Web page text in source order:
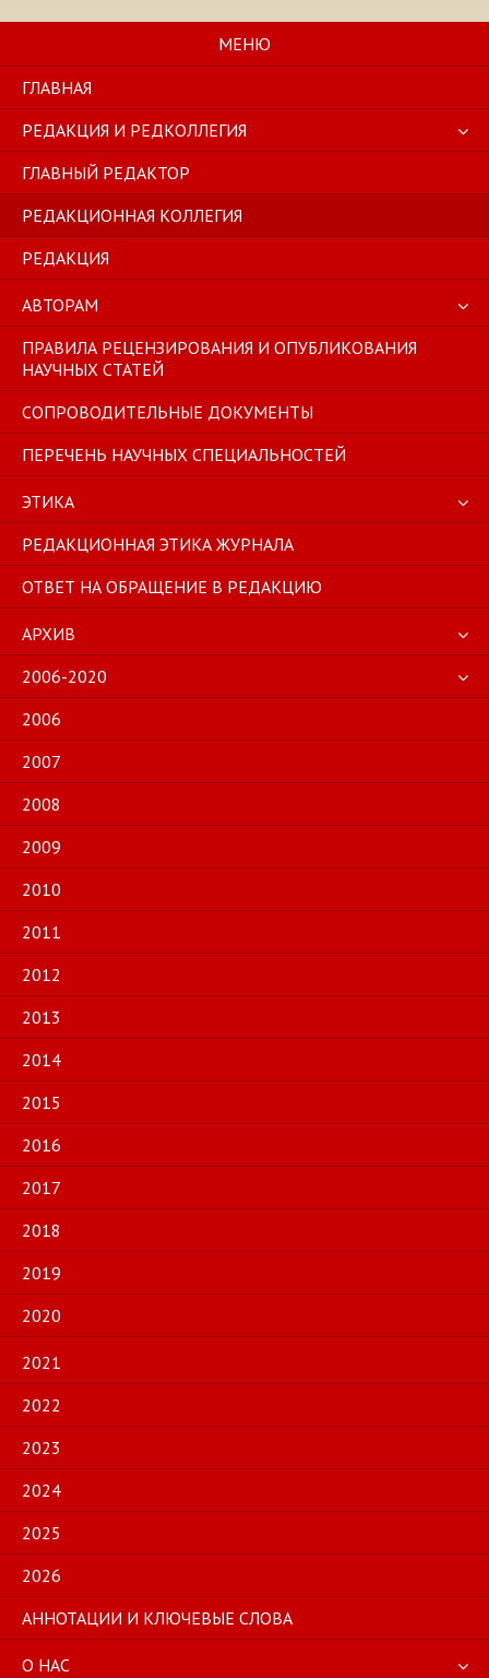
МЕНЮ
ГЛАВНАЯ
РЕДАКЦИЯ И РЕДКОЛЛЕГИЯ
ГЛАВНЫЙ РЕДАКТОР
РЕДАКЦИОННАЯ КОЛЛЕГИЯ
РЕДАКЦИЯ
АВТОРАМ
ПРАВИЛА РЕЦЕНЗИРОВАНИЯ И ОПУБЛИКОВАНИЯ
НАУЧНЫХ СТАТЕЙ
СОПРОВОДИТЕЛЬНЫЕ ДОКУМЕНТЫ
ПЕРЕЧЕНЬ НАУЧНЫХ СПЕЦИАЛЬНОСТЕЙ
ЭТИКА
РЕДАКЦИОННАЯ ЭТИКА ЖУРНАЛА
ОТВЕТ НА ОБРАЩЕНИЕ В РЕДАКЦИЮ
АРХИВ
2006-2020
2006
2007
2008
2009
2010
2011
2012
2013
2014
2015
2016
2017
2018
2019
2020
2021
2022
2023
2024
2025
2026
АННОТАЦИИ И КЛЮЧЕВЫЕ СЛОВА
О НАС